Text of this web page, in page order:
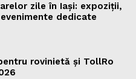
zile în Iași: expoziții,
dedicate
rovinietă și TollRo